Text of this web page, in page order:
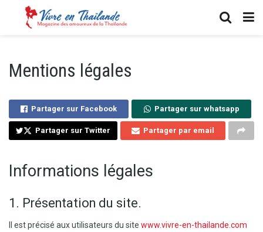
Mentions légales
Partager sur Facebook Partager sur whatsapp
Partager sur Twitter Partager par email
Informations légales
1. Présentation du site.
Il est précisé aux utilisateurs du site www.vivre-en-thailande.com